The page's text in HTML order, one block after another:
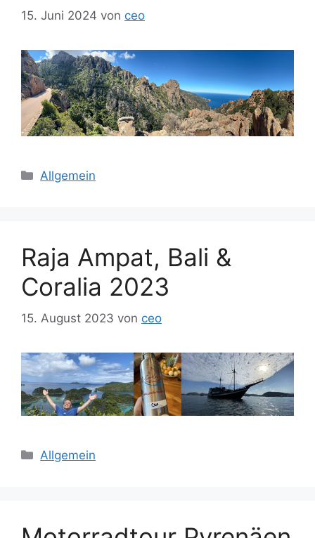
15. Juni 2024 von ceo
Kategorien
Allgemein
Raja Ampat, Bali &
Coralia 2023
15. August 2023 von ceo
Kategorien
Allgemein